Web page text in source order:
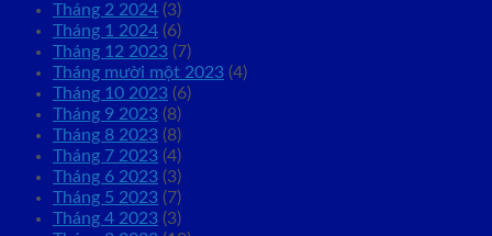
Tháng 2 2024 (3)
Tháng 1 2024 (6)
Tháng 12 2023 (7)
Tháng mười một 2023 (4)
Tháng 10 2023 (6)
Tháng 9 2023 (8)
Tháng 8 2023 (8)
Tháng 7 2023 (4)
Tháng 6 2023 (3)
Tháng 5 2023 (7)
Tháng 4 2023 (3)